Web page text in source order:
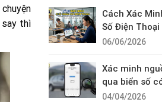
say thì
Cách Xác
Số Điện Thoại
Diện Cuộc
06/06/2026
Xác minh
qua biển số
cần thiết?
04/04/2026